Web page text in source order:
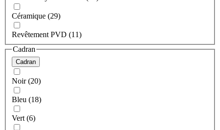
Céramique (29)
Revêtement PVD (11)
Cadran
Cadran
Noir (20)
Bleu (18)
Vert (6)